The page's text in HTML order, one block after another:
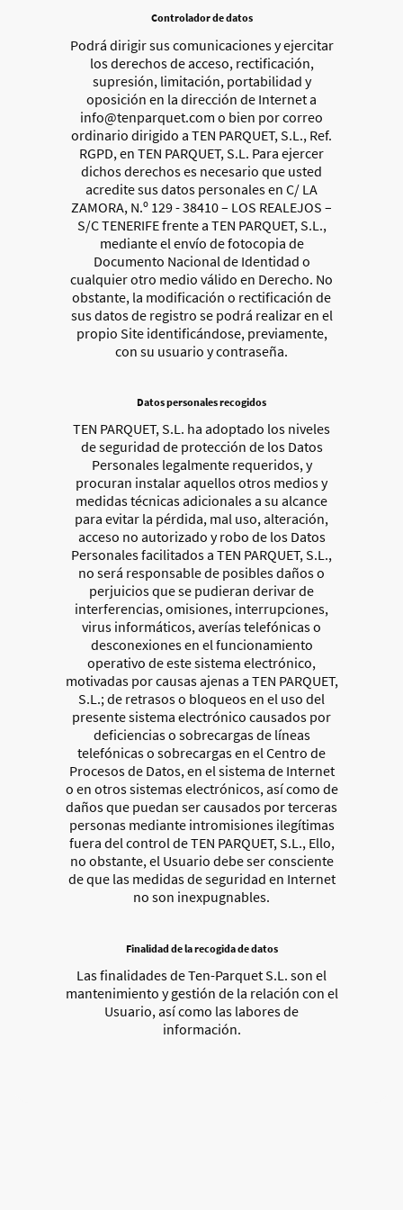
Controlador de datos
Podrá dirigir sus comunicaciones y ejercitar
los derechos de acceso, rectificación,
supresión, limitación, portabilidad y
oposición en la dirección de Internet a
info@tenparquet.com o bien por correo
ordinario dirigido a TEN PARQUET, S.L., Ref.
RGPD, en TEN PARQUET, S.L. Para ejercer
dichos derechos es necesario que usted
acredite sus datos personales en C/ LA
ZAMORA, N.º 129 - 38410 – LOS REALEJOS –
S/C TENERIFE frente a TEN PARQUET, S.L.,
mediante el envío de fotocopia de
Documento Nacional de Identidad o
cualquier otro medio válido en Derecho. No
obstante, la modificación o rectificación de
sus datos de registro se podrá realizar en el
propio Site identificándose, previamente,
con su usuario y contraseña.
Datos personales recogidos
TEN PARQUET, S.L. ha adoptado los niveles
de seguridad de protección de los Datos
Personales legalmente requeridos, y
procuran instalar aquellos otros medios y
medidas técnicas adicionales a su alcance
para evitar la pérdida, mal uso, alteración,
acceso no autorizado y robo de los Datos
Personales facilitados a TEN PARQUET, S.L.,
no será responsable de posibles daños o
perjuicios que se pudieran derivar de
interferencias, omisiones, interrupciones,
virus informáticos, averías telefónicas o
desconexiones en el funcionamiento
operativo de este sistema electrónico,
motivadas por causas ajenas a TEN PARQUET,
S.L.; de retrasos o bloqueos en el uso del
presente sistema electrónico causados por
deficiencias o sobrecargas de líneas
telefónicas o sobrecargas en el Centro de
Procesos de Datos, en el sistema de Internet
o en otros sistemas electrónicos, así como de
daños que puedan ser causados por terceras
personas mediante intromisiones ilegítimas
fuera del control de TEN PARQUET, S.L., Ello,
no obstante, el Usuario debe ser consciente
de que las medidas de seguridad en Internet
no son inexpugnables.
Finalidad de la recogida de datos
Las finalidades de Ten-Parquet S.L. son el
mantenimiento y gestión de la relación con el
Usuario, así como las labores de
información.